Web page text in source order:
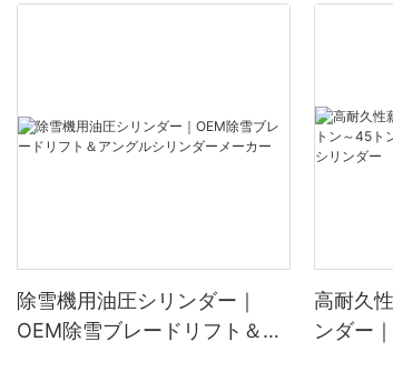
除雪機用油圧シリンダー｜
OEM除雪ブレードリフト＆ア
高耐久
ンダー